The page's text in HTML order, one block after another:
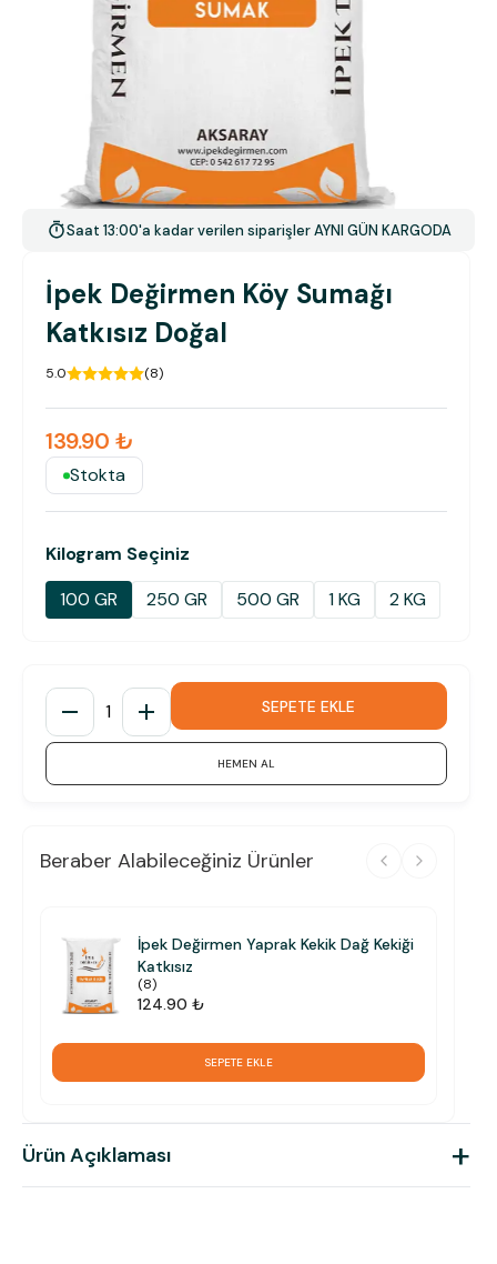
Saat 13:00'a kadar verilen siparişler AYNI GÜN KARGODA
İpek Değirmen Köy Sumağı
Katkısız Doğal
5.0 (8)
139.90 ₺
Stokta
Kilogram Seçiniz
100 GR
250 GR 500 GR 1 KG 2 KG
1 SEPETE EKLE
HEMEN AL
Beraber Alabileceğiniz Ürünler
İpek Değirmen Yaprak Kekik Dağ Kekiği
Katkısız
(8)
124.90 ₺
SEPETE EKLE
Ürün Açıklaması +